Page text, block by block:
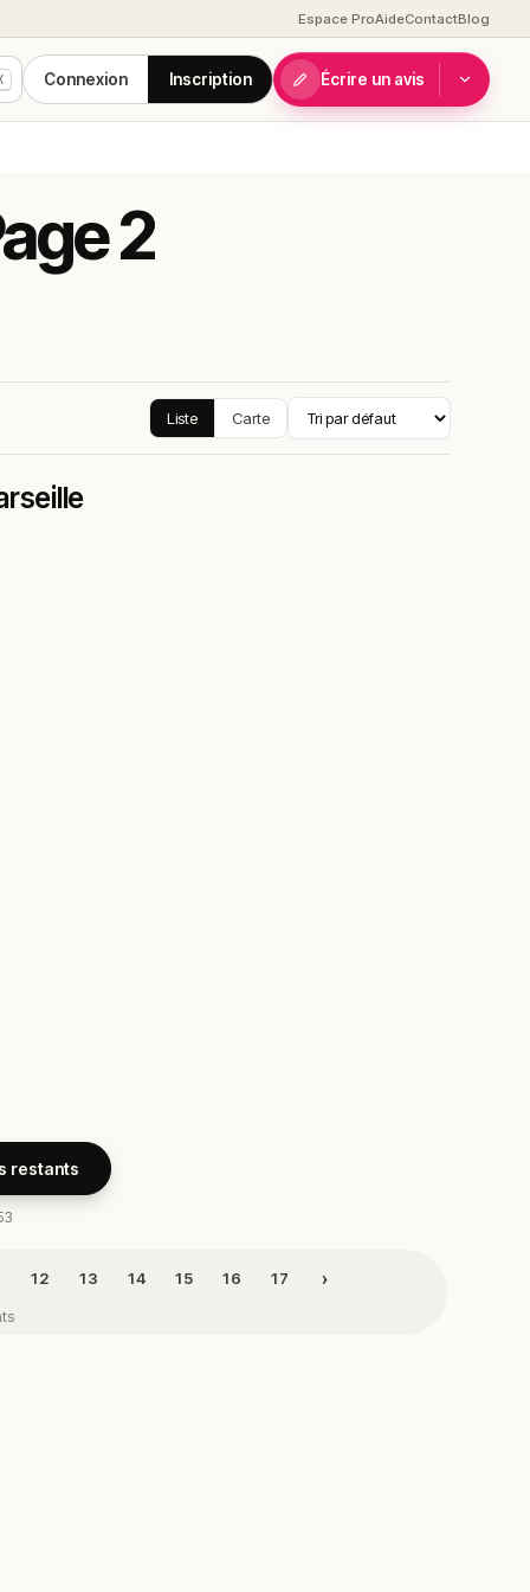
Espace ProAideContactBlog
Connexion Inscription Écrire un avis
2
Liste Carte
restants
12 13 14 15 16 17 ›